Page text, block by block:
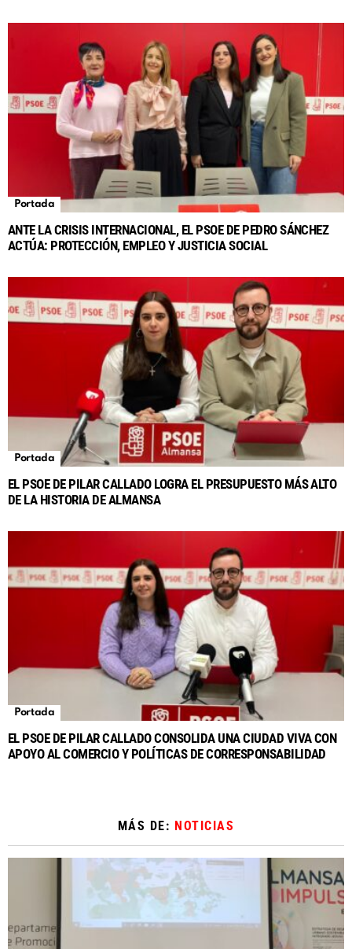
Portada
ANTE LA CRISIS INTERNACIONAL, EL PSOE DE PEDRO SÁNCHEZ
ACTÚA: PROTECCIÓN, EMPLEO Y JUSTICIA SOCIAL
Portada
EL PSOE DE PILAR CALLADO LOGRA EL PRESUPUESTO MÁS ALTO
DE LA HISTORIA DE ALMANSA
Portada
EL PSOE DE PILAR CALLADO CONSOLIDA UNA CIUDAD VIVA CON
APOYO AL COMERCIO Y POLÍTICAS DE CORRESPONSABILIDAD
MÁS DE: NOTICIAS